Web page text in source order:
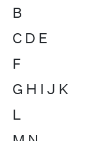
B
C D E
F
G H I J K
L